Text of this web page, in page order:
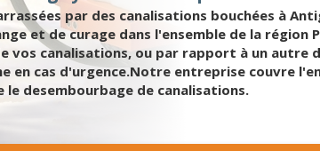
par des canalisations bouchées à
et de curage dans l'ensemble de la
vos canalisations, ou par rapport à un
en cas d'urgence.Notre entreprise couvre
desembourbage de canalisations.